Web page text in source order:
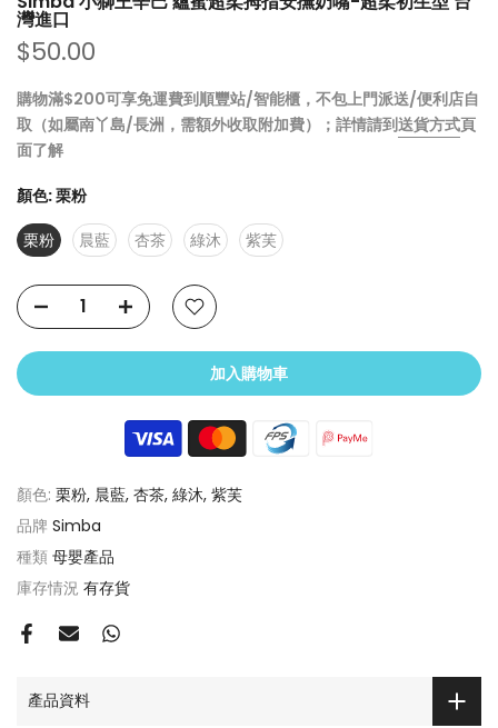
灣進口
$50.00
購物滿$200可享免運費到順豐站/智能櫃，不包上門派送/便利店自
取（如屬南丫島/長洲，需額外收取附加費）；詳情請到送貨方式頁
面了解
顏色:栗粉
栗粉
晨藍 杏茶 綠沐 紫芙
加入購物車
顏色: 栗粉, 晨藍, 杏茶, 綠沐, 紫芙
品牌 Simba
種類 母嬰產品
庫存情況 有存貨
產品資料